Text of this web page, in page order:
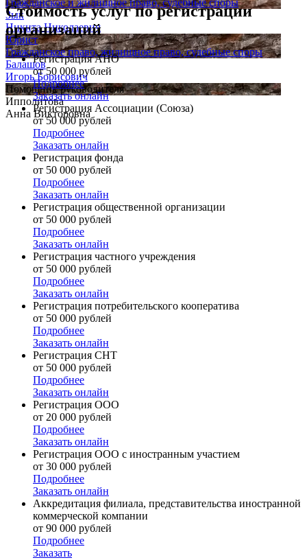
Зык
Никита Николаевич
Юрист
Гражданское право, жилищное право, судебные споры
Балашов
Игорь Борисович
Помощник руководителя
Ипполитова
Анна Викторовна
Стоимость услуг по регистрации
организаций
Регистрация АНО
от 50 000 рублей
Подробнее
Заказать онлайн
Регистрация Ассоциации (Союза)
от 50 000 рублей
Подробнее
Заказать онлайн
Регистрация фонда
от 50 000 рублей
Подробнее
Заказать онлайн
Регистрация общественной организации
от 50 000 рублей
Подробнее
Заказать онлайн
Регистрация частного учреждения
от 50 000 рублей
Подробнее
Заказать онлайн
Регистрация потребительского кооператива
от 50 000 рублей
Подробнее
Заказать онлайн
Регистрация СНТ
от 50 000 рублей
Подробнее
Заказать онлайн
Регистрация ООО
от 20 000 рублей
Подробнее
Заказать онлайн
Регистрация ООО с иностранным участием
от 30 000 рублей
Подробнее
Заказать онлайн
Аккредитация филиала, представительства иностранной
коммерческой компании
от 90 000 рублей
Подробнее
Заказать